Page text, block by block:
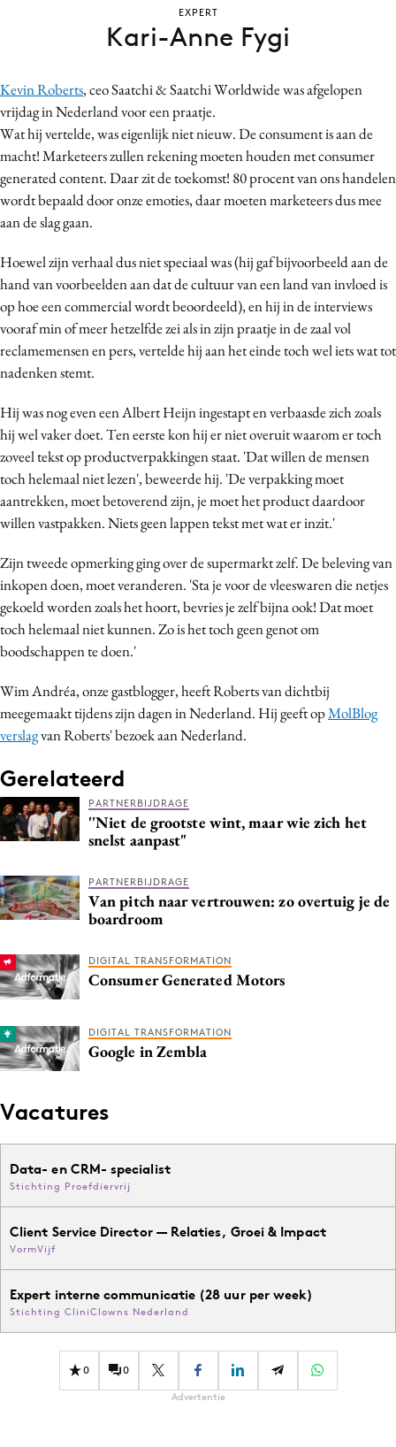
Contentmarketing
Craft
Customer Experience
Data & Insights
Design
Digital transformation
Diversiteit
Effectiviteit
Gedragsverandering
Influencer marketing
Interne communicatie
Media
Merkstrategie
PR
Programmatic
Purpose Marketing
Kevin Roberts, ceo Saatchi & Saatchi Worldwide was afgelopen
vrijdag in Nederland voor een praatje.
Wat hij vertelde, was eigenlijk niet nieuw. De consument is aan de
macht! Marketeers zullen rekening moeten houden met consumer
generated content. Daar zit de toekomst! 80 procent van ons handelen
wordt bepaald door onze emoties, daar moeten marketeers dus mee
aan de slag gaan.
Hoewel zijn verhaal dus niet speciaal was (hij gaf bijvoorbeeld aan de
hand van voorbeelden aan dat de cultuur van een land van invloed is
op hoe een commercial wordt beoordeeld), en hij in de interviews
vooraf min of meer hetzelfde zei als in zijn praatje in de zaal vol
reclamemensen en pers, vertelde hij aan het einde toch wel iets wat tot
nadenken stemt.
Hij was nog even een Albert Heijn ingestapt en verbaasde zich zoals
hij wel vaker doet. Ten eerste kon hij er niet overuit waarom er toch
zoveel tekst op productverpakkingen staat. 'Dat willen de mensen
toch helemaal niet lezen', beweerde hij. 'De verpakking moet
aantrekken, moet betoverend zijn, je moet het product daardoor
willen vastpakken. Niets geen lappen tekst met wat er inzit.'
Zijn tweede opmerking ging over de supermarkt zelf. De beleving van
inkopen doen, moet veranderen. 'Sta je voor de vleeswaren die netjes
gekoeld worden zoals het hoort, bevries je zelf bijna ook! Dat moet
toch helemaal niet kunnen. Zo is het toch geen genot om
boodschappen te doen.'
Wim Andréa, onze gastblogger, heeft Roberts van dichtbij
meegemaakt tijdens zijn dagen in Nederland. Hij geeft opMolBlog
verslagvan Roberts' bezoek aan Nederland.
Gerelateerd
PARTNERBIJDRAGE
''Niet de grootste wint, maar wie zich het
snelst aanpast"
PARTNERBIJDRAGE
Van pitch naar vertrouwen: zo overtuig je de
boardroom
DIGITAL TRANSFORMATION
Consumer Generated Motors
DIGITAL TRANSFORMATION
Google in Zembla
Vacatures
Data- en CRM- specialist
Stichting Proefdiervrij
Client Service Director — Relaties, Groei & Impact
VormVijf
Expert interne communicatie (28 uur per week)
Stichting CliniClowns Nederland
0 0
Advertentie
EXPERT
Kari-Anne Fygi